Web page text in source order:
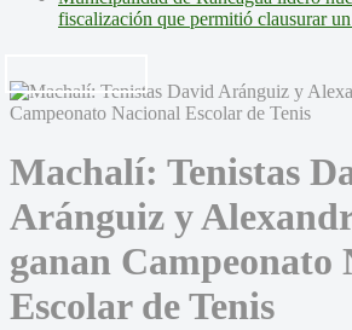
fiscalización que permitió clausurar
Machalí: Tenistas
Aránguiz y
ganan Campeonato
Escolar de Tenis